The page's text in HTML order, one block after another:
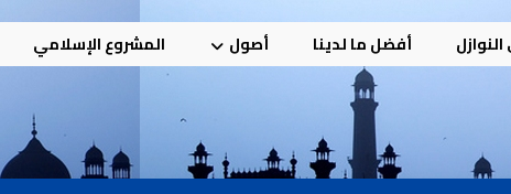
أفضل ما لدينا أصول المشروع الإسلامي